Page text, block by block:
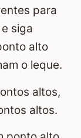
para
siga
alto
o leque.
altos,
altos.